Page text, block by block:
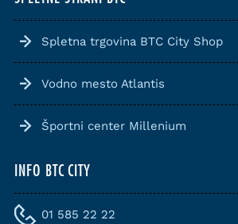
Spletna trgovina BTC City Shop
Vodno mesto Atlantis
Športni center Millenium
INFO BTC CITY
01 585 22 22